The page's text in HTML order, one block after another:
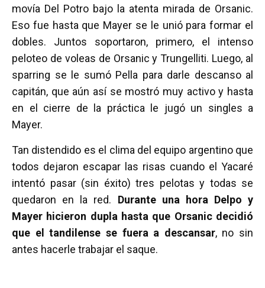
movía Del Potro bajo la atenta mirada de Orsanic.
Eso fue hasta que Mayer se le unió para formar el
dobles. Juntos soportaron, primero, el intenso
peloteo de voleas de Orsanic y Trungelliti. Luego, al
sparring se le sumó Pella para darle descanso al
capitán, que aún así se mostró muy activo y hasta
en el cierre de la práctica le jugó un singles a
Mayer.
Tan distendido es el clima del equipo argentino que
todos dejaron escapar las risas cuando el Yacaré
intentó pasar (sin éxito) tres pelotas y todas se
quedaron en la red. Durante una hora Delpo y
Mayer hicieron dupla hasta que Orsanic decidió
que el tandilense se fuera a descansar, no sin
antes hacerle trabajar el saque.